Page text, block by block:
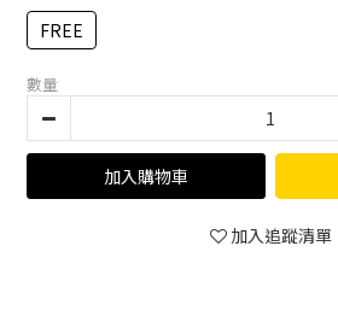
FREE
數量
加入購物車
加入追蹤清單